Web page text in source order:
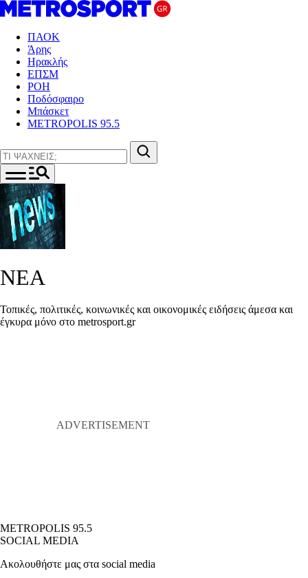
ΠΑΟΚ
Άρης
Ηρακλής
ΕΠΣΜ
ΡΟΗ
Ποδόσφαιρο
Μπάσκετ
METROPOLIS 95.5
ΝΕΑ
Τοπικές, πολιτικές, κοινωνικές και οικονομικές ειδήσεις άμεσα και
έγκυρα μόνο στο metrosport.gr
METROPOLIS 95.5
SOCIAL MEDIA
Ακολουθήστε μας στα social media